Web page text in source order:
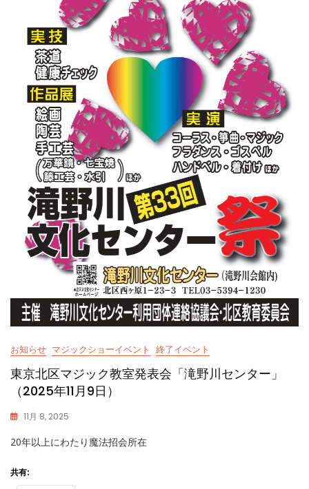
お知らせ マジックショーイベント 終了イベント
東京北区マジック教室発表会「滝野川センター」
（2025年11月9日）
11月 8, 2025
A
20年以上にわたり魔法招会所在
共有: